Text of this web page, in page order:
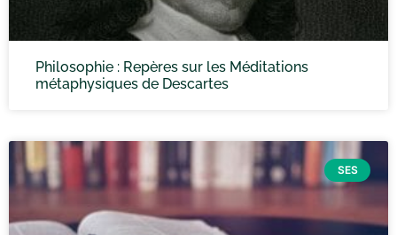
Philosophie : Repères sur les Méditations
métaphysiques de Descartes
SES